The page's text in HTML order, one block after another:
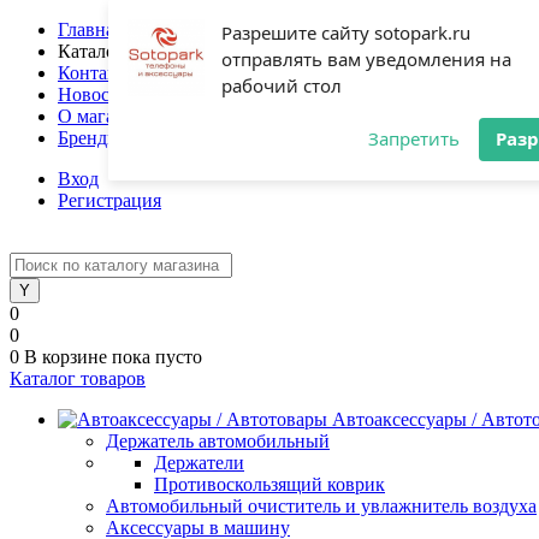
Разрешите сайту sotopark.ru
отправлять вам уведомления на
рабочий стол
Запретить
Главная
Каталог
Контакты
Новости
О магазине
Бренды
Вход
Регистрация
0
0
0 В корзине пока пусто
Каталог товаров
Автоаксессуары /
Держатель автомобильный
Держатели
Противоскользящий коврик
Автомобильный очиститель и увлажнитель воздуха
Аксессуары в машину